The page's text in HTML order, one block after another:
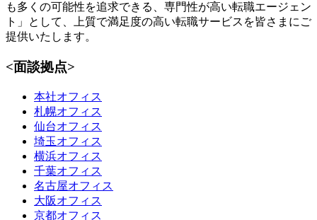
も多くの可能性を追求できる、専門性が高い転職エージェン
ト」として、上質で満足度の高い転職サービスを皆さまにご
提供いたします。
<面談拠点>
本社オフィス
札幌オフィス
仙台オフィス
埼玉オフィス
横浜オフィス
千葉オフィス
名古屋オフィス
大阪オフィス
京都オフィス